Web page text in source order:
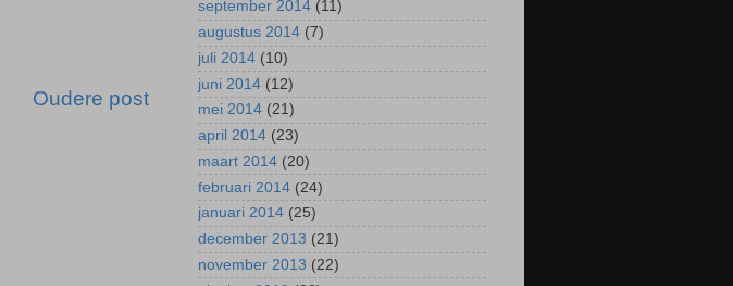
Oudere post
september 2014 (11)
augustus 2014 (7)
juli 2014 (10)
juni 2014 (12)
mei 2014 (21)
april 2014 (23)
maart 2014 (20)
februari 2014 (24)
januari 2014 (25)
december 2013 (21)
november 2013 (22)